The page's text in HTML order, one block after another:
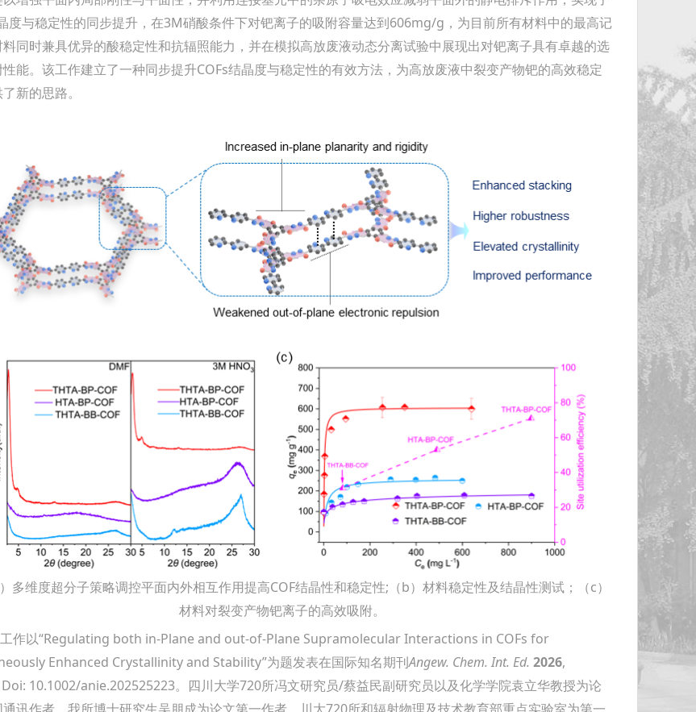
度与稳定性的同步提升，在3M硝酸条件下对钯离子的吸附容量达到606mg/g，为目前所有材料中的最高记
同时兼具优异的酸稳定性和抗辐照能力，并在模拟高放废液动态分离试验中展现出对钯离子具有卓越的选
能。该工作建立了一种同步提升COFs结晶度与稳定性的有效方法，为高放废液中裂变产物钯的高效稳定
新的思路。
多维度超分子策略调控平面内外相互作用提高COF结晶性和稳定性;（b）材料稳定性及结晶性测试；（c）
材料对裂变产物钯离子的高效吸附。
以“Regulating both in-Plane and out-of-Plane Supramolecular Interactions in COFs for
Enhanced Crystallinity and Stability”为题发表在国际知名期刊Angew. Chem. Int. Ed. 2026,
10.1002/anie.202525223。四川大学720所冯文研究员/蔡益民副研究员以及化学学院袁立华教授为论